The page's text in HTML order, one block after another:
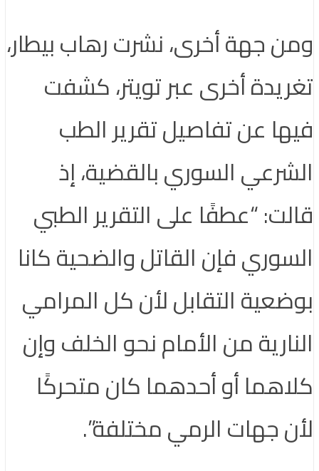
ومن جهة أخرى، نشرت رهاب بيطار،
تغريدة أخرى عبر تويتر، كشفت
فيها عن تفاصيل تقرير الطب
الشرعي السوري بالقضية، إذ
قالت: “عطفًا على التقرير الطبي
السوري فإن القاتل والضحية كانا
بوضعية التقابل لأن كل المرامي
النارية من الأمام نحو الخلف وإن
كلاهما أو أحدهما كان متحركًا
لأن جهات الرمي مختلفة”.